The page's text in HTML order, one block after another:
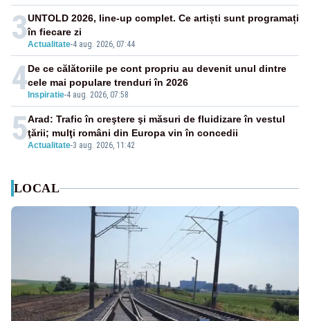
3Actualitate-4 aug. 2026, 07:44
UNTOLD 2026, line-up complet. Ce artiști sunt programați
în fiecare zi
4 Inspiratie-4 aug. 2026, 07:58
De ce călătoriile pe cont propriu au devenit unul dintre
cele mai populare trenduri în 2026
5Actualitate-3 aug. 2026, 11:42
Arad: Trafic în creştere şi măsuri de fluidizare în vestul
ţării; mulţi români din Europa vin în concedii
LOCAL